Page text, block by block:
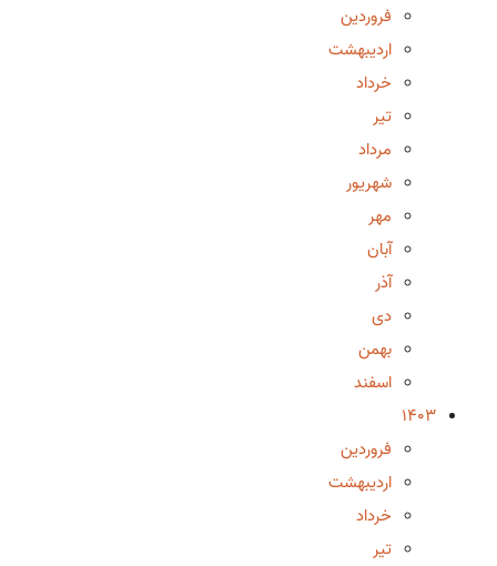
فروردین
اردیبهشت
خرداد
تیر
مرداد
شهریور
مهر
آبان
آذر
دی
بهمن
اسفند
1403
فروردین
اردیبهشت
خرداد
تیر